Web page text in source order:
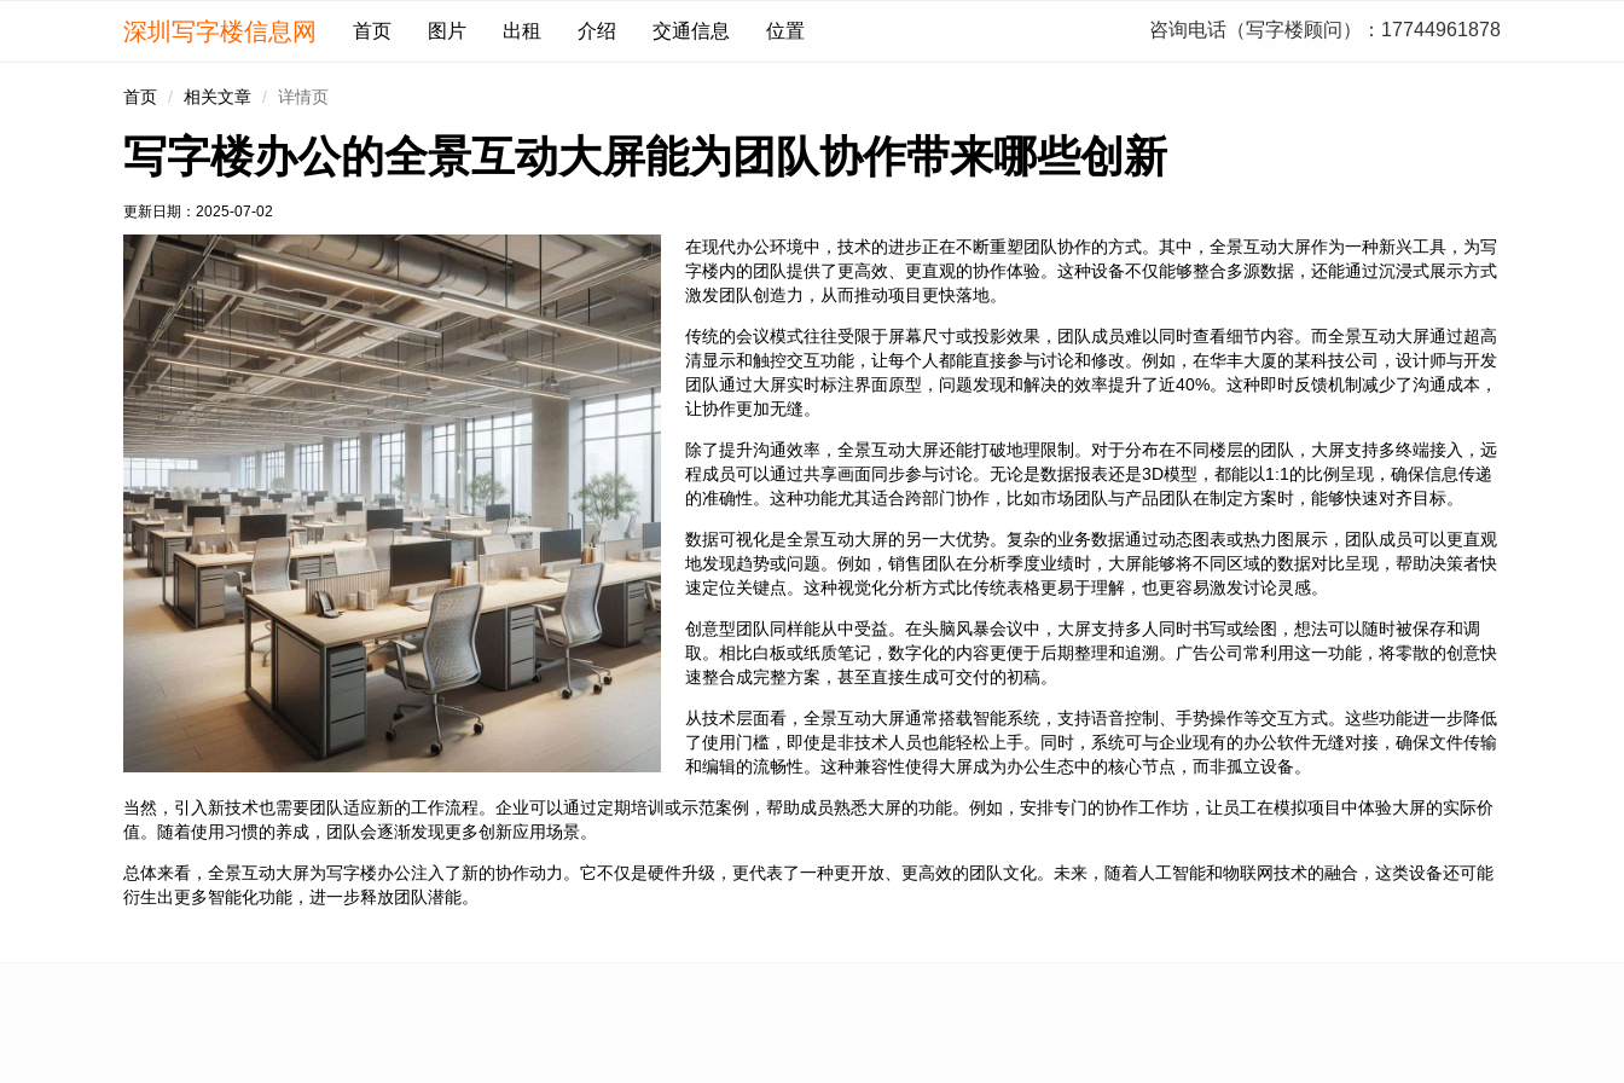
深圳写字楼信息网 首页 图片 出租 介绍 交通信息 位置 咨询电话（写字楼顾问）：17744961878
首页 相关文章 详情页
写字楼办公的全景互动大屏能为团队协作带来哪些创新
更新日期： 2025-07-02
在现代办公环境中，技术的进步正在不断重塑团队协作的方式。其中，全景互动大屏作为一种新兴工具，为写
字楼内的团队提供了更高效、更直观的协作体验。这种设备不仅能够整合多源数据，还能通过沉浸式展示方式
激发团队创造力，从而推动项目更快落地。
传统的会议模式往往受限于屏幕尺寸或投影效果，团队成员难以同时查看细节内容。而全景互动大屏通过超高
清显示和触控交互功能，让每个人都能直接参与讨论和修改。例如，在华丰大厦的某科技公司，设计师与开发
团队通过大屏实时标注界面原型，问题发现和解决的效率提升了近40%。这种即时反馈机制减少了沟通成本，
让协作更加无缝。
除了提升沟通效率，全景互动大屏还能打破地理限制。对于分布在不同楼层的团队，大屏支持多终端接入，远
程成员可以通过共享画面同步参与讨论。无论是数据报表还是3D模型，都能以1:1的比例呈现，确保信息传递
的准确性。这种功能尤其适合跨部门协作，比如市场团队与产品团队在制定方案时，能够快速对齐目标。
数据可视化是全景互动大屏的另一大优势。复杂的业务数据通过动态图表或热力图展示，团队成员可以更直观
地发现趋势或问题。例如，销售团队在分析季度业绩时，大屏能够将不同区域的数据对比呈现，帮助决策者快
速定位关键点。这种视觉化分析方式比传统表格更易于理解，也更容易激发讨论灵感。
创意型团队同样能从中受益。在头脑风暴会议中，大屏支持多人同时书写或绘图，想法可以随时被保存和调
取。相比白板或纸质笔记，数字化的内容更便于后期整理和追溯。广告公司常利用这一功能，将零散的创意快
速整合成完整方案，甚至直接生成可交付的初稿。
从技术层面看，全景互动大屏通常搭载智能系统，支持语音控制、手势操作等交互方式。这些功能进一步降低
了使用门槛，即使是非技术人员也能轻松上手。同时，系统可与企业现有的办公软件无缝对接，确保文件传输
和编辑的流畅性。这种兼容性使得大屏成为办公生态中的核心节点，而非孤立设备。
当然，引入新技术也需要团队适应新的工作流程。企业可以通过定期培训或示范案例，帮助成员熟悉大屏的功能。例如，安排专门的协作工作坊，让员工在模拟项目中体验大屏的实际价
值。随着使用习惯的养成，团队会逐渐发现更多创新应用场景。
总体来看，全景互动大屏为写字楼办公注入了新的协作动力。它不仅是硬件升级，更代表了一种更开放、更高效的团队文化。未来，随着人工智能和物联网技术的融合，这类设备还可能
衍生出更多智能化功能，进一步释放团队潜能。